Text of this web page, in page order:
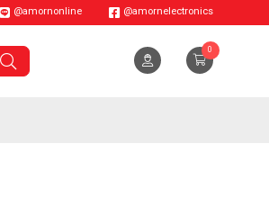
0
@amornonline @amornelectronics